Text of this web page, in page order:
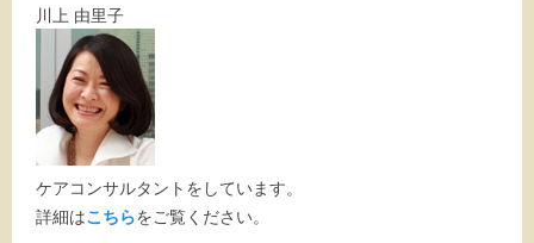
ョ
川上 由里子
ケアコンサルタントをしています。
詳細はこちらをご覧ください。